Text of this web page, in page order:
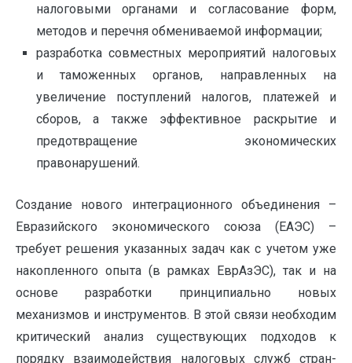
налоговыми органами и согласование форм,
методов и перечня обмениваемой информации;
разработка совместных мероприятий налоговых
и таможенных органов, направленных на
увеличение поступлений налогов, платежей и
сборов, а также эффективное раскрытие и
предотвращение экономических
правонарушений.
Создание нового интеграционного объединения –
Евразийского экономического союза (ЕАЭС) –
требует решения указанных задач как с учетом уже
накопленного опыта (в рамках ЕврАзЭС), так и на
основе разработки принципиально новых
механизмов и инструментов. В этой связи необходим
критический анализ существующих подходов к
порядку взаимодействия налоговых служб стран-